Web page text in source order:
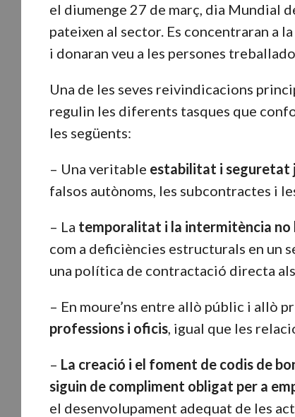
el diumenge 27 de març, dia Mundial
pateixen al sector. Es concentraran a la
i donaran veu a les persones
Una de les seves reivindicacions
regulin les diferents tasques que
les següents:
– Una veritable estabilitat i seguretat
falsos autònoms, les subcontractes i
– La temporalitat i la intermitència no
com a deficiències estructurals en un
una política de contractació directa
– En moure’ns entre allò públic i allò
professions i oficis, igual que les
– La creació i el foment de codis de
siguin de compliment obligat per a
el desenvolupament adequat de les